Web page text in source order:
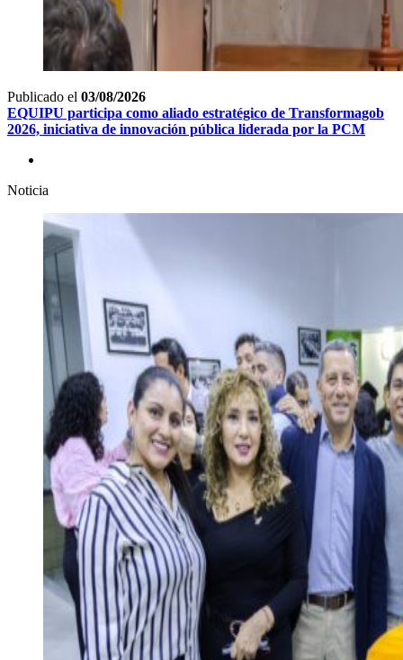
Publicado el 03/08/2026
EQUIPU participa como aliado estratégico de Transformagob
2026, iniciativa de innovación pública liderada por la PCM
Noticia